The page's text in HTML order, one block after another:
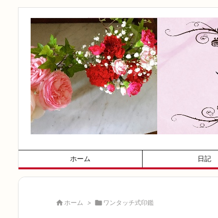
ホーム 日記
 ホーム > ワンタッチ式印鑑